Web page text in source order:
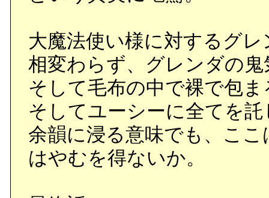
大魔法使い様に対するグ
相変わらず、グレンダの
そして毛布の中で裸で包
そしてユーシーに全てを
余韻に浸る意味でも、こ
はやむを得ないか。